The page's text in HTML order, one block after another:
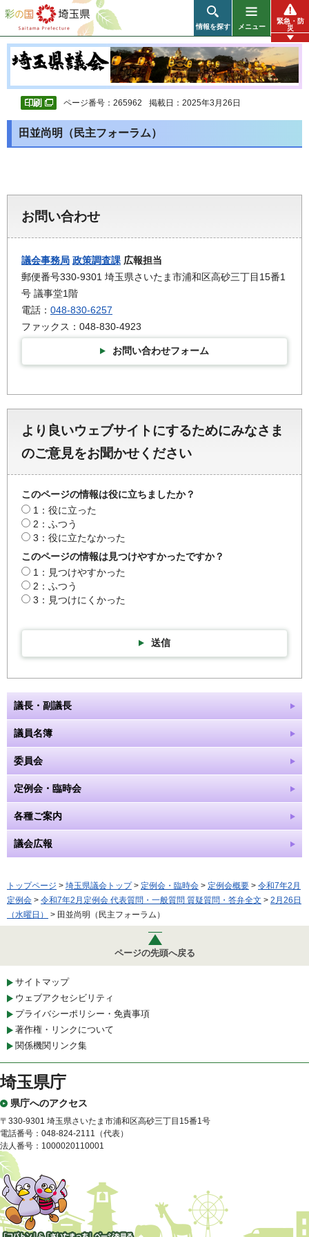
彩の国 埼玉県
情報を探す メニュー
緊急・防
災
ページ番号：265962 掲載日：2025年3月26日
田並尚明（民主フォーラム）
お問い合わせ
議会事務局 政策調査課 広報担当
郵便番号330-9301 埼玉県さいたま市浦和区高砂三丁目15番1
号 議事堂1階
電話： 048-830-6257
ファックス：048-830-4923
お問い合わせフォーム
より良いウェブサイトにするためにみなさま
のご意見をお聞かせください
このページの情報は役に立ちましたか？
1：役に立った
2：ふつう
3：役に立たなかった
このページの情報は見つけやすかったですか？
1：見つけやすかった
2：ふつう
3：見つけにくかった
送信
議長・副議長
議員名簿
委員会
定例会・臨時会
各種ご案内
議会広報
トップページ > 埼玉県議会トップ> 定例会・臨時会 > 定例会概要 > 令和7年2月
定例会 > 令和7年2月定例会 代表質問・一般質問 質疑質問・答弁全文 > 2月26日
（水曜日）
> 田並尚明（民主フォーラム）
ページの先頭へ戻る
サイトマップ
ウェブアクセシビリティ
プライバシーポリシー・免責事項
著作権・リンクについて
関係機関リンク集
埼玉県庁
県庁へのアクセス
〒330-9301 埼玉県さいたま市浦和区高砂三丁目15番1号
電話番号：048-824-2111（代表）
法人番号：1000020110001